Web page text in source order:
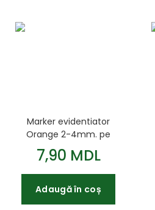
Marker evidentiator
Orange 2-4mm. pe
baza de apa Jobmax
7,90 MDL
Adaugă în coș